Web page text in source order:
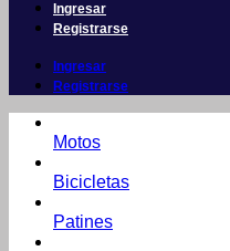
Ingresar
Registrarse
Ingresar
Registrarse
Motos
Bicicletas
Patines